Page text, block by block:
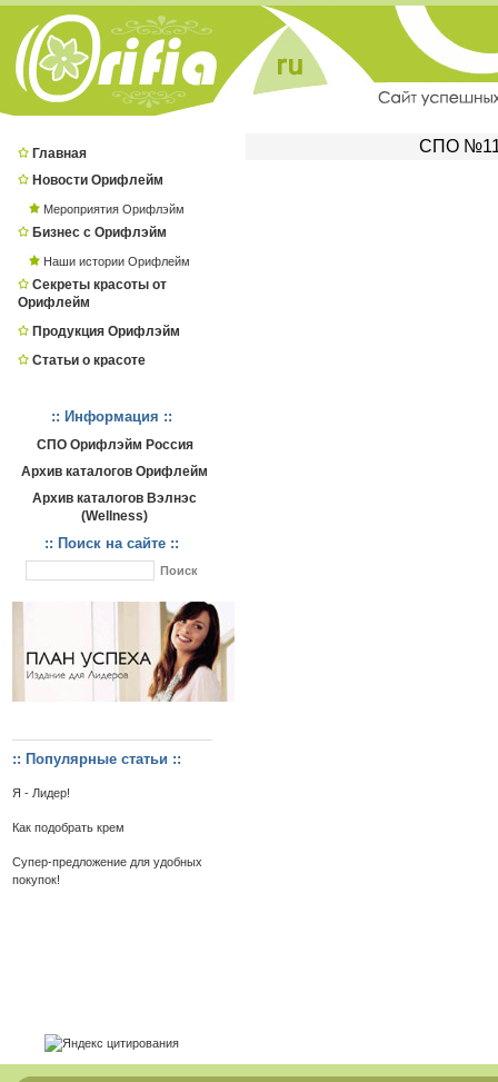
Главная
Новости Орифлейм
Мероприятия Орифлэйм
Бизнес с Орифлэйм
Наши истории Орифлейм
Секреты красоты от
Орифлейм
Продукция Орифлэйм
Статьи о красоте
:: Информация ::
СПО Орифлэйм Россия
Архив каталогов Орифлейм
Архив каталогов Вэлнэс
(Wellness)
:: Поиск на сайте ::
:: Популярные статьи ::
Я - Лидер!
Как подобрать крем
Супер-предложение для удобных
покупок!
СПО